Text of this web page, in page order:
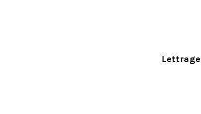
Lettrage